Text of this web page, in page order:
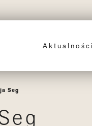
Aktualności
Seg